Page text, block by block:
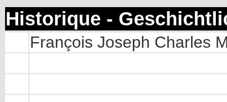
Historique -
François Joseph Charles